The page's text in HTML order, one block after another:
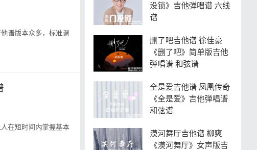
谱版本众多，标准调
在短时间内掌握基本
没锁》吉他弹唱谱 六线
谱
删了吧吉他谱 徐佳豪
《删了吧》简单版吉他
弹唱谱 和弦谱
全是爱吉他谱 凤凰传奇
《全是爱》吉他弹唱谱
和弦谱
漠河舞厅吉他谱 柳爽
《漠河舞厅》女声版吉